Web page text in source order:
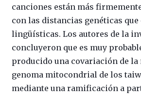
canciones están más
con las distancias genéticas que
lingüísticas. Los autores de la
concluyeron que es muy
producido una covariación de la
genoma mitocondrial de los
mediante una ramificación a